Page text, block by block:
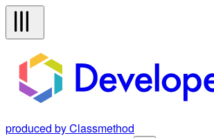
produced by Classmethod